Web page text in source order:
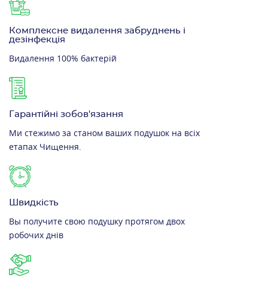
Комплексне видалення забруднень і
дезінфекція
Видалення 100% бактерій
Гарантійні зобов'язання
Ми стежимо за станом ваших подушок на всіх
етапах Чищення.
Швидкість
Вы получите свою подушку протягом двох
робочих днів